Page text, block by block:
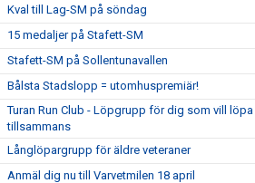
Kval till Lag-SM på söndag
15 medaljer på Stafett-SM
Stafett-SM på Sollentunavallen
Bålsta Stadslopp = utomhuspremiär!
Turan Run Club - Löpgrupp för dig som vill löpa
tillsammans
Långlöpargrupp för äldre veteraner
Anmäl dig nu till Varvetmilen 18 april